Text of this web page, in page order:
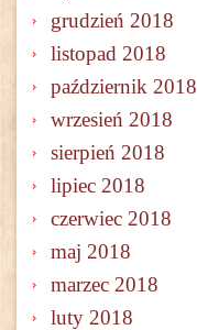
grudzień 2018
listopad 2018
październik 2018
wrzesień 2018
sierpień 2018
lipiec 2018
czerwiec 2018
maj 2018
marzec 2018
luty 2018